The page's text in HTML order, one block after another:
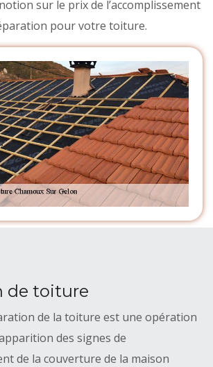
sur le prix de l’accomplissement
pour votre toiture.
de toiture
de la toiture est une opération
des signes de
de la couverture de la maison